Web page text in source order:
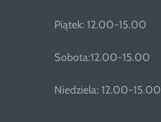
Piątek: 12.00-15.00
Sobota:12.00-15.00
Niedziela: 12.00-15.00